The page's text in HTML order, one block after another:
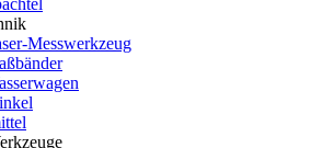
Messwerkzeug